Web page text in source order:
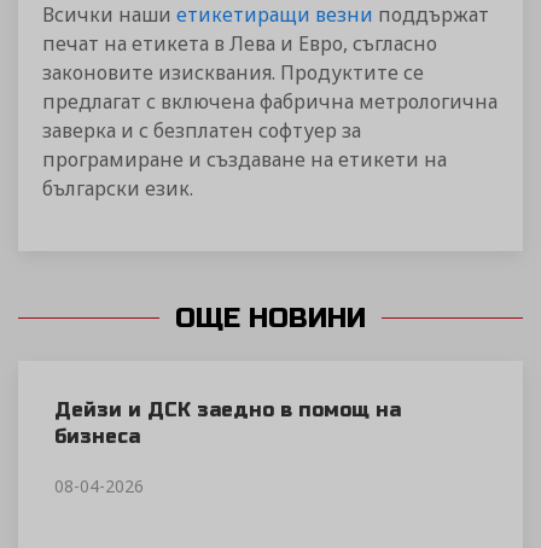
Всички наши етикетиращи везни поддържат
печат на етикета в Лева и Евро, съгласно
законовите изисквания. Продуктите се
предлагат с включена фабрична метрологична
заверка и с безплатен софтуер за
програмиране и създаване на етикети на
български език.
ОЩЕ НОВИНИ
Дейзи и ДСК заедно в помощ на
бизнеса
08-04-2026